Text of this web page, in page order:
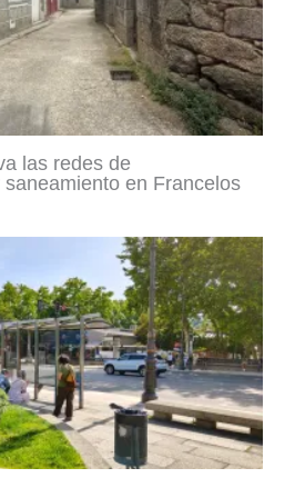
las redes de
en Francelos